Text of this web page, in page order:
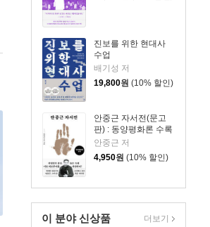
진보를 위한 현대사
수업
배기성 저
19,800원 (10% 할인)
안중근 자서전(문고
판) : 동양평화론 수록
안중근 저
4,950원 (10% 할인)
이 분야 신상품 더보기